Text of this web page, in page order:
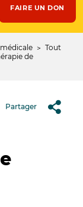
FAIRE UN DON
Tout
de
Partager